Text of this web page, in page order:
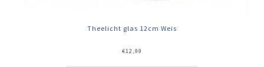
Theelicht glas 12cm Weis
€12,99